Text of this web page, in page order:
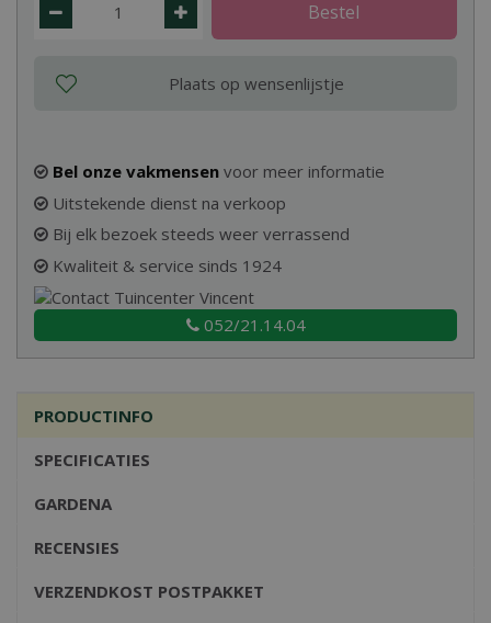
Bel onze vakmensen voor meer informatie
Uitstekende dienst na verkoop
Bij elk bezoek steeds weer verrassend
Kwaliteit & service sinds 1924
052/21.14.04
PRODUCTINFO
SPECIFICATIES
GARDENA
RECENSIES
VERZENDKOST POSTPAKKET